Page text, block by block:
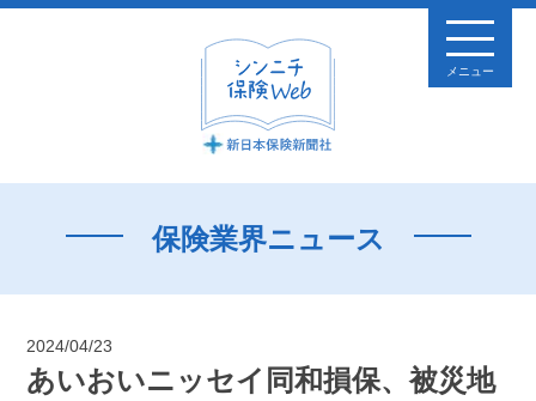
メニュー
保険業界ニュース
2024/04/23
あいおいニッセイ同和損保、被災地